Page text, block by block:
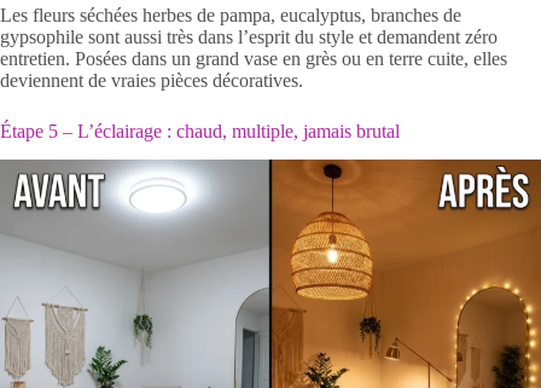
Les fleurs séchées herbes de pampa, eucalyptus, branches de
gypsophile sont aussi très dans l’esprit du style et demandent zéro
entretien. Posées dans un grand vase en grès ou en terre cuite, elles
deviennent de vraies pièces décoratives.
Étape 5 – L’éclairage : chaud, multiple, jamais brutal